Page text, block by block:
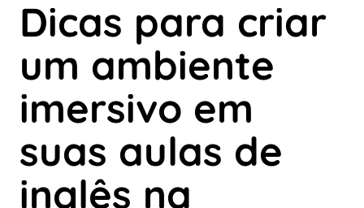
Dicas para criar
um ambiente
imersivo em
suas aulas de
inglês na